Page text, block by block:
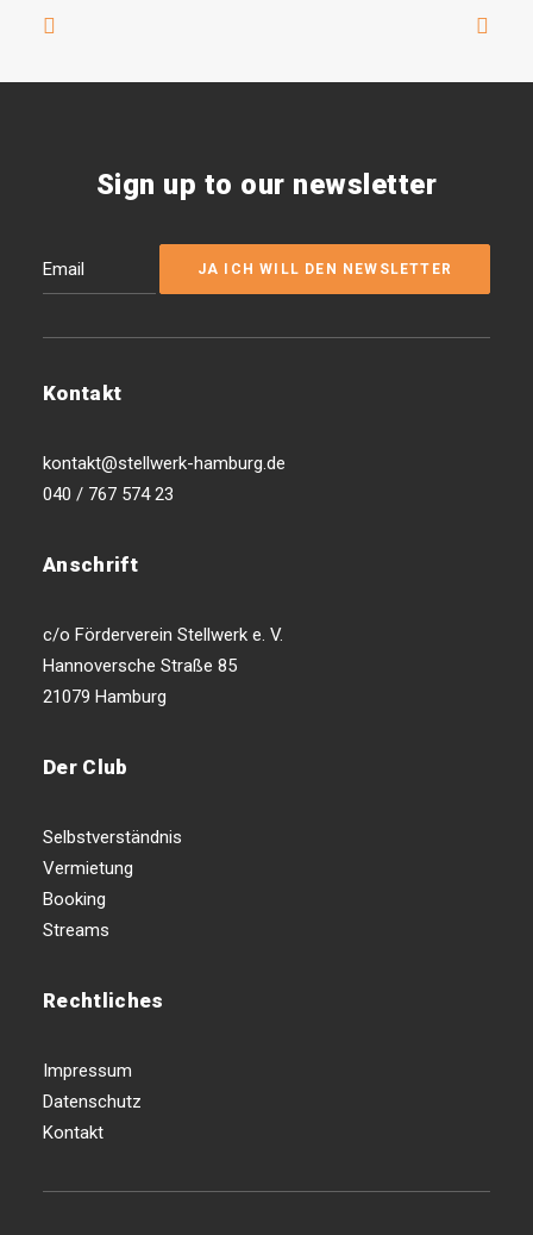
Sign up to our newsletter
Kontakt
kontakt@stellwerk-hamburg.de
040 / 767 574 23
Anschrift
c/o Förderverein Stellwerk e. V.
Hannoversche Straße 85
21079 Hamburg
Der Club
Selbstverständnis
Vermietung
Booking
Streams
Rechtliches
Impressum
Datenschutz
Kontakt